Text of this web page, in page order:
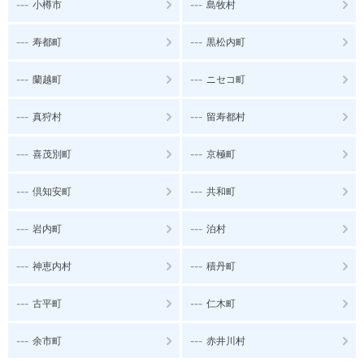
--- 小樽市 --- 島牧村
--- 寿都町 --- 黒松内町
--- 蘭越町 --- ニセコ町
--- 真狩村 --- 留寿都村
--- 喜茂別町 --- 京極町
--- 倶知安町 --- 共和町
--- 岩内町 --- 泊村
--- 神恵内村 --- 積丹町
--- 古平町 --- 仁木町
--- 余市町 --- 赤井川村